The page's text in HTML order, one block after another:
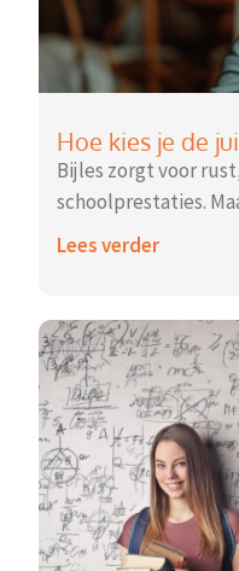
Hoe kies je de
Bijles zorgt voor
schoolprestaties.
Lees verder